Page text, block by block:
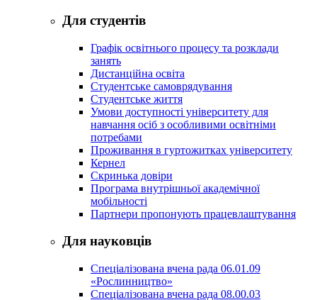
Для студентів
Графік освітнього процесу та розклади
занять
Дистанційна освіта
Студентське самоврядування
Студентське життя
Умови доступності університету для
навчання осіб з особливими освітніми
потребами
Проживання в гуртожитках університету
Кернел
Скринька довіри
Програма внутрішньої академічної
мобільності
Партнери пропонують працевлаштування
Для науковців
Спеціалізована вчена рада 06.01.09
«Рослинництво»
Спеціалізована вчена рада 08.00.03